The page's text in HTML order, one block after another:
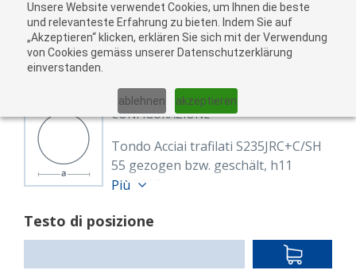
Unsere Website verwendet Cookies, um Ihnen die beste
und relevanteste Erfahrung zu bieten. Indem Sie auf
„Akzeptieren“ klicken, erklären Sie sich mit der Verwendung
von Cookies gemäss unserer Datenschutzerklärung
einverstanden.
ablehnen akzeptieren
01 02
CONFIGURAZIONE
Tondo Acciai trafilati S235JRC+C/SH
55 gezogen bzw. geschält, h11
8118883
EN 10277
blank, gezogen h9 oder geschält
Più
Testo di posizione
IN